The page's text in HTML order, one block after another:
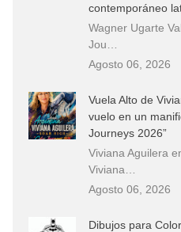
contemporáneo
Wagner Ugarte
Jou…
Agosto 06, 2026
Vuela Alto de
vuelo en un
Journeys 2026”
Viviana Aguilera
Viviana…
Agosto 06, 2026
Dibujos para